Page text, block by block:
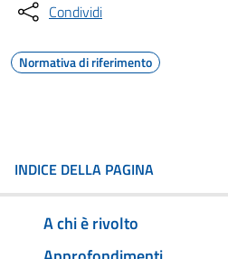
Condividi
Normativa di riferimento
INDICE DELLA PAGINA
A chi è rivolto